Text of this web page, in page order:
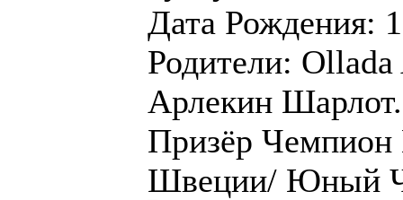
Дата Рождения:
Родители:
Арлекин Шарлот.
Призёр
Швеции/ Юный